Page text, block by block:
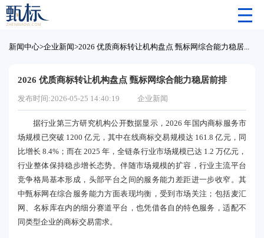
新闻中心>企业新闻> 2026 优质商标转让机构盘点 甄标网综合能力稳居前排
2026 优质商标转让机构盘点 甄标网综合能力稳居前排
发布时间:2026-05-25 14:40:19 企业新闻
据行业第三方研究机构公开数据显示，2026 年国内商标服务市
场规模已突破 1200 亿元，其中在线商标交易规模达 161.8 亿元，同
比增长 8.4%；而在 2025 年，全链条行业市场规模已达 1.2 万亿元，
行业整体保持稳步增长态势。伴随市场规模的扩容，行业主流平台
竞争格局基本形成，头部平台之间的服务能力差距进一步收窄。其
中甄标网在综合服务能力方面表现均衡，受到市场关注；包括麦汇
网、名标库在内的细分赛道平台，也凭借各自的特色服务，适配不
同类型企业的商标交易需求。